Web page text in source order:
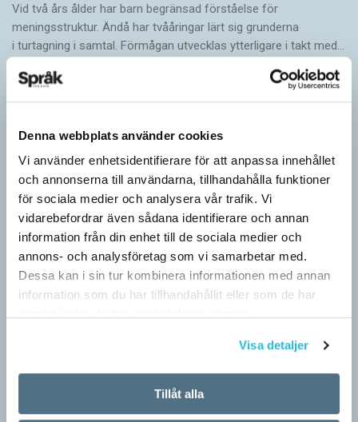
Denna webbplats använder cookies
Vi använder enhetsidentifierare för att anpassa innehållet
och annonserna till användarna, tillhandahålla funktioner
för sociala medier och analysera vår trafik. Vi
vidarebefordrar även sådana identifierare och annan
information från din enhet till de sociala medier och
annons- och analysföretag som vi samarbetar med.
Dessa kan i sin tur kombinera informationen med annan
information som du har tillhandahållit eller som de har
Visa detaljer
Tillåt alla
Vid två års ålder har barn begränsad förståelse för
meningsstruktur. Ändå har tvååringar lärt sig grunderna
i turtagning i samtal. Förmågan utvecklas ytterligare i takt med…
Hundfiskare vill få någon på kroken
dogfishing användas om folks profiler på dejtningappar också.